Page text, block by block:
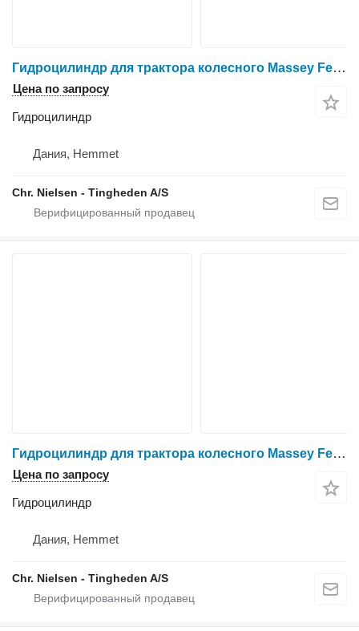
Гидроцилиндр для трактора колесного Massey Ferguson 6260
Цена по запросу
Гидроцилиндр
Дания, Hemmet
Chr. Nielsen - Tingheden A/S
Гидроцилиндр для трактора колесного Massey Ferguson 6260
Цена по запросу
Гидроцилиндр
Дания, Hemmet
Chr. Nielsen - Tingheden A/S